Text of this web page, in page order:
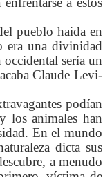
pueblo haida en
era una divinidad
occidental sería un
Claude Levi-
podían
los animales han
En el mundo
dicta sus
a menudo